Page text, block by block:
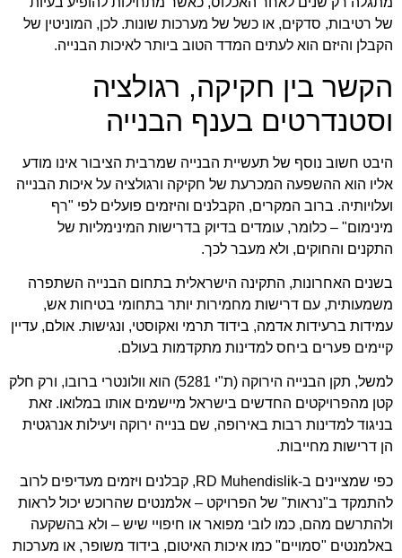
של רטיבות, סדקים, או כשל של מערכות שונות. לכן, המוניטין של
הקבלן והיזם הוא לעתים המדד הטוב ביותר לאיכות הבנייה.
הקשר בין חקיקה, רגולציה
וסטנדרטים בענף הבנייה
היבט חשוב נוסף של תעשיית הבנייה שמרבית הציבור אינו מודע
אליו הוא ההשפעה המכרעת של חקיקה ורגולציה על איכות הבנייה
ועלויותיה. ברוב המקרים, הקבלנים והיזמים פועלים לפי "רף
מינימום" – כלומר, עומדים בדיוק בדרישות המינימליות של
התקנים והחוקים, ולא מעבר לכך.
בשנים האחרונות, התקינה הישראלית בתחום הבנייה השתפרה
משמעותית, עם דרישות מחמירות יותר בתחומי בטיחות אש,
עמידות ברעידות אדמה, בידוד תרמי ואקוסטי, ונגישות. אולם, עדיין
קיימים פערים ביחס למדינות מתקדמות בעולם.
למשל, תקן הבנייה הירוקה (ת"י 5281) הוא וולונטרי ברובו, ורק חלק
קטן מהפרויקטים החדשים בישראל מיישמים אותו במלואו. זאת
בניגוד למדינות רבות באירופה, שם בנייה ירוקה ויעילות אנרגטית
הן דרישות מחייבות.
כפי שמציינים ב-RD Muhendislik, קבלנים ויזמים מעדיפים לרוב
להתמקד ב"נראות" של הפרויקט – אלמנטים שהרוכש יכול לראות
ולהתרשם מהם, כמו לובי מפואר או חיפויי שיש – ולא בהשקעה
באלמנטים "סמויים" כמו איכות האיטום, בידוד משופר, או מערכות